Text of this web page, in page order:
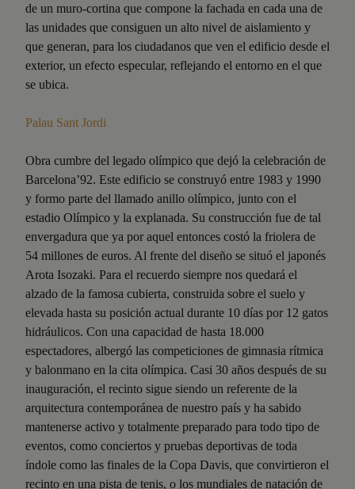
de un muro-cortina que compone la fachada en cada una de
las unidades que consiguen un alto nivel de aislamiento y
que generan, para los ciudadanos que ven el edificio desde el
exterior, un efecto especular, reflejando el entorno en el que
se ubica.
Palau Sant Jordi
Obra cumbre del legado olímpico que dejó la celebración de
Barcelona’92. Este edificio se construyó entre 1983 y 1990
y formo parte del llamado anillo olímpico, junto con el
estadio Olímpico y la explanada. Su construcción fue de tal
envergadura que ya por aquel entonces costó la friolera de
54 millones de euros. Al frente del diseño se situó el japonés
Arota Isozaki. Para el recuerdo siempre nos quedará el
alzado de la famosa cubierta, construida sobre el suelo y
elevada hasta su posición actual durante 10 días por 12 gatos
hidráulicos. Con una capacidad de hasta 18.000
espectadores, albergó las competiciones de gimnasia rítmica
y balonmano en la cita olímpica. Casi 30 años después de su
inauguración, el recinto sigue siendo un referente de la
arquitectura contemporánea de nuestro país y ha sabido
mantenerse activo y totalmente preparado para todo tipo de
eventos, como conciertos y pruebas deportivas de toda
índole como las finales de la Copa Davis, que convirtieron el
recinto en una pista de tenis, o los mundiales de natación de